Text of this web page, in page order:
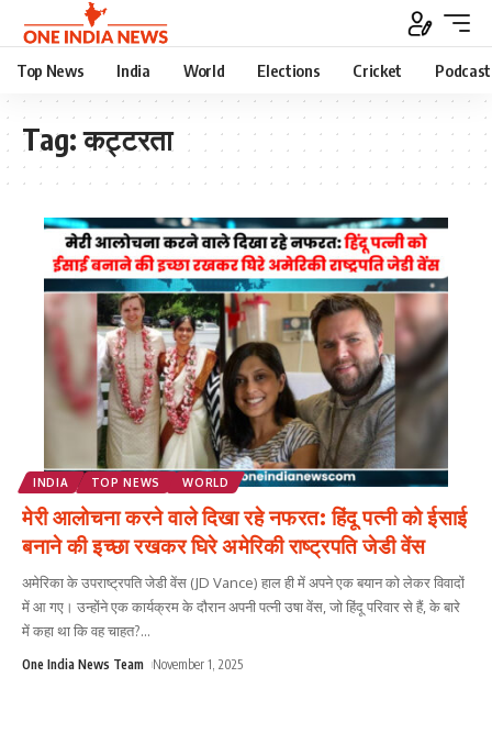
Top News India World Elections Cricket Podcast
Tag:कट्टरता
INDIA TOP NEWS WORLD
मेरी आलोचना करने वाले दिखा रहे नफरत: हिंदू पत्नी को ईसाई
बनाने की इच्छा रखकर घिरे अमेरिकी राष्ट्रपति जेडी वेंस
अमेरिका के उपराष्ट्रपति जेडी वेंस (JD Vance) हाल ही में अपने एक बयान को लेकर विवादों
में आ गए। उन्होंने एक कार्यक्रम के दौरान अपनी पत्नी उषा वेंस, जो हिंदू परिवार से हैं, के बारे
में कहा था कि वह चाहत?...
One India News Team November 1, 2025